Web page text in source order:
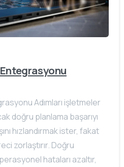
Adımları işletmeler
doğru planlama başarıyı
hızlandırmak ister, fakat
zorlaştırır. Doğru
hataları azaltır,